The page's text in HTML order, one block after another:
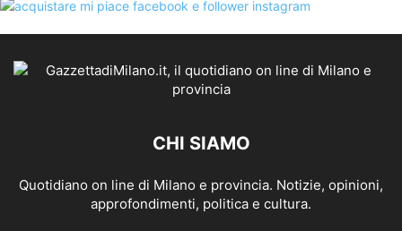
CHI SIAMO
Quotidiano on line di Milano e provincia. Notizie, opinioni,
approfondimenti, politica e cultura.